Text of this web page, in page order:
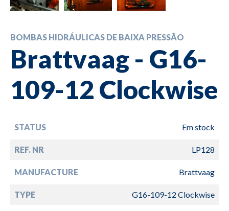
BOMBAS HIDRÁULICAS DE BAIXA PRESSÃO
Brattvaag - G16-
109-12 Clockwise
STATUS Em stock
REF. NR LP128
MANUFACTURE Brattvaag
TYPE G16-109-12 Clockwise